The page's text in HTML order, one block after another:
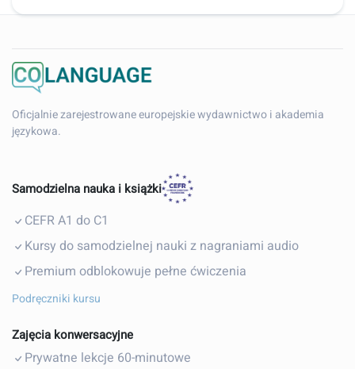
Oficjalnie zarejestrowane europejskie wydawnictwo i akademia
językowa.
Samodzielna nauka i książki
CEFR A1 do C1
Kursy do samodzielnej nauki z nagraniami audio
Premium odblokowuje pełne ćwiczenia
Podręczniki kursu
Zajęcia konwersacyjne
Prywatne lekcje 60-minutowe